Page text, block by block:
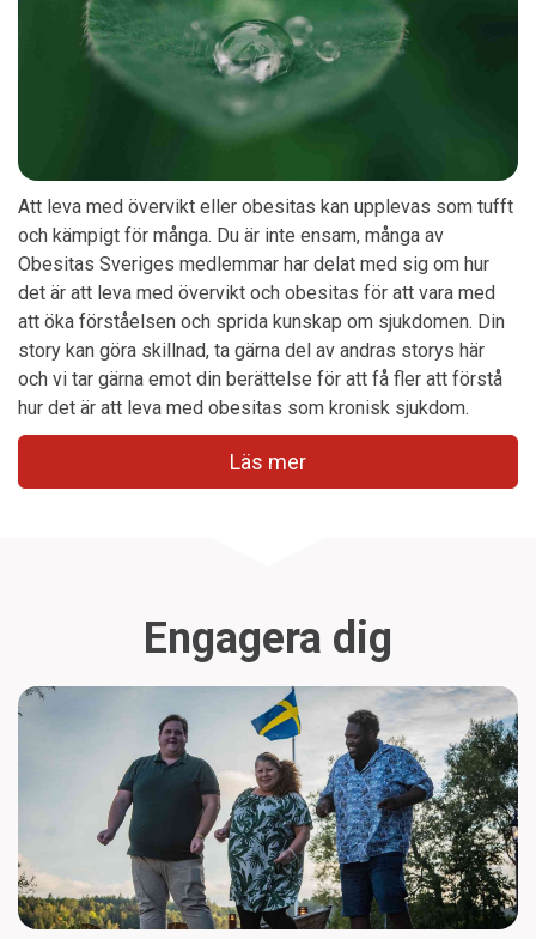
Att leva med övervikt eller obesitas kan upplevas som tufft
och kämpigt för många. Du är inte ensam, många av
Obesitas Sveriges medlemmar har delat med sig om hur
det är att leva med övervikt och obesitas för att vara med
att öka förståelsen och sprida kunskap om sjukdomen. Din
story kan göra skillnad, ta gärna del av andras storys här
och vi tar gärna emot din berättelse för att få fler att förstå
hur det är att leva med obesitas som kronisk sjukdom.
Läs mer
Engagera dig